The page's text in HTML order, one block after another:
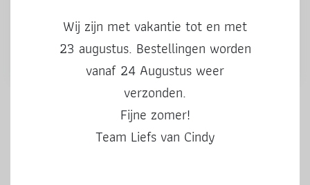
Stickers | Kado voor jou |
Stickers | 50 Hoera | 3 stuks
Wij zijn met vakantie tot en met
23 augustus. Bestellingen worden
vanaf 24 Augustus weer
verzonden.
Fijne zomer!
Team Liefs van Cindy